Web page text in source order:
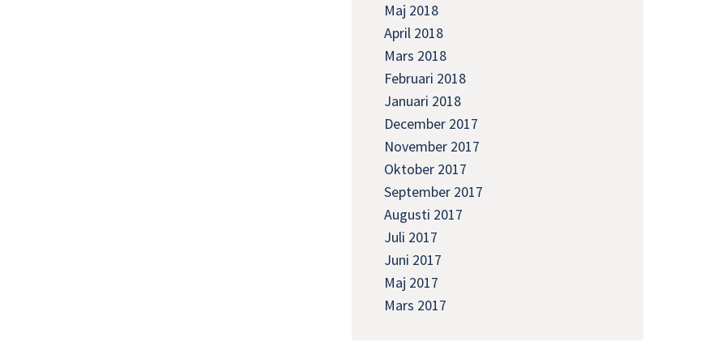
Maj 2018
April 2018
Mars 2018
Februari 2018
Januari 2018
December 2017
November 2017
Oktober 2017
September 2017
Augusti 2017
Juli 2017
Juni 2017
Maj 2017
Mars 2017